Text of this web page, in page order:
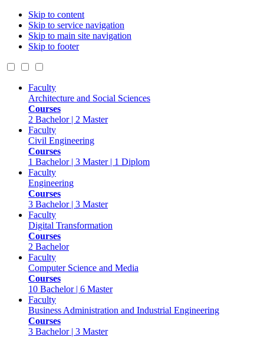
Skip to content
Skip to service navigation
Skip to main site navigation
Skip to footer
Faculty
Architecture and Social Sciences
Courses
2 Bachelor | 2 Master
Faculty
Civil Engineering
Courses
1 Bachelor | 3 Master | 1 Diplom
Faculty
Engineering
Courses
3 Bachelor | 3 Master
Faculty
Digital Transformation
Courses
2 Bachelor
Faculty
Computer Science and Media
Courses
10 Bachelor | 6 Master
Faculty
Business Administration and Industrial Engineering
Courses
3 Bachelor | 3 Master